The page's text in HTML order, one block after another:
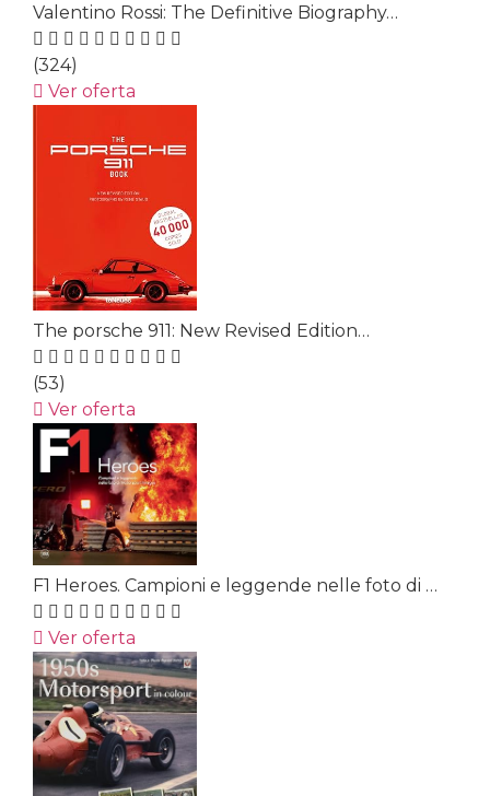
Valentino Rossi: The Definitive Biography…
(324)
Ver oferta
The porsche 911: New Revised Edition…
(53)
Ver oferta
F1 Heroes. Campioni e leggende nelle foto di …
Ver oferta